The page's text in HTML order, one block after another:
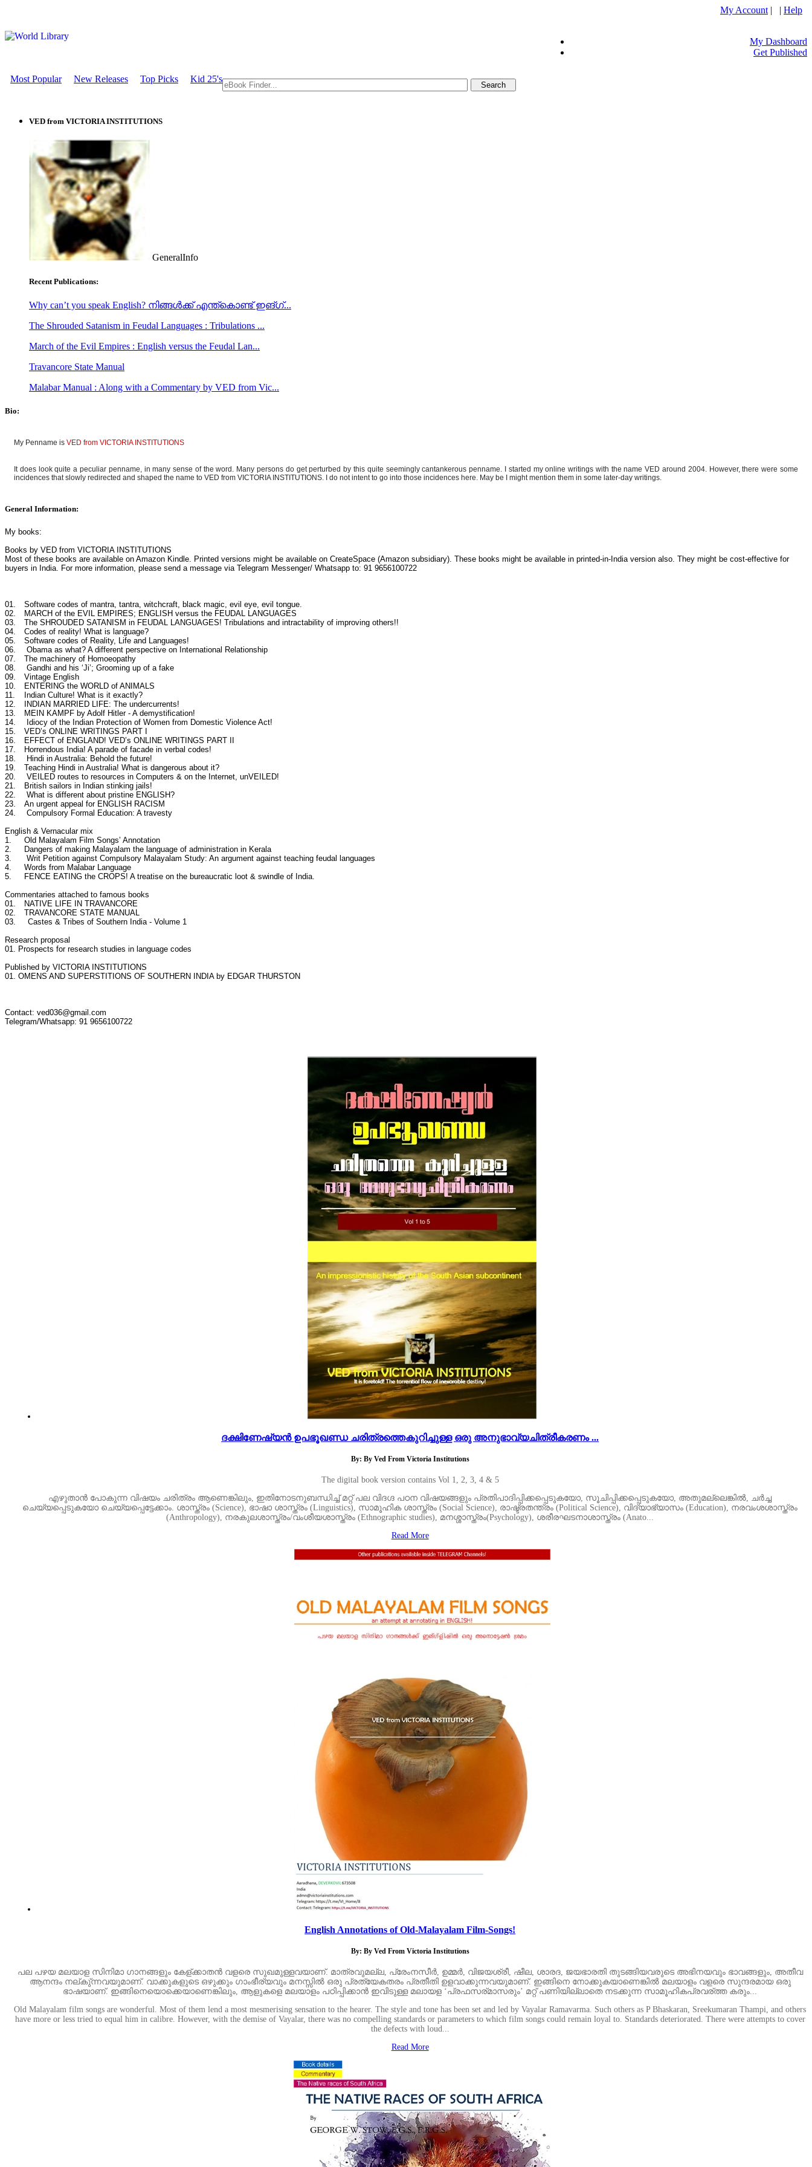
My Account | | Help
My Dashboard
Get Published
Most Popular New Releases Top Picks Kid 25's
VED from VICTORIA INSTITUTIONS
GeneralInfo
Recent Publications:
Why can’t you speak English? നിങ്ങൾക്ക് എന്ത്കൊണ്ട് ഇങ്ഗ്...
The Shrouded Satanism in Feudal Languages : Tribulations ...
March of the Evil Empires : English versus the Feudal Lan...
Travancore State Manual
Malabar Manual : Along with a Commentary by VED from Vic...
Bio:
My Penname is VED from VICTORIA INSTITUTIONS
It does look quite a peculiar penname, in many sense of the word. Many persons do get perturbed by this quite seemingly cantankerous penname. I started my online writings with the name VED around 2004. However, there were some
incidences that slowly redirected and shaped the name to VED from VICTORIA INSTITUTIONS. I do not intent to go into those incidences here. May be I might mention them in some later-day writings.
General Information:
My books:
Books by VED from VICTORIA INSTITUTIONS
Most of these books are available on Amazon Kindle. Printed versions might be available on CreateSpace (Amazon subsidiary). These books might be available in printed-in-India version also. They might be cost-effective for
buyers in India. For more information, please send a message via Telegram Messenger/ Whatsapp to: 91 9656100722
01. Software codes of mantra, tantra, witchcraft, black magic, evil eye, evil tongue.
02.
MARCH of the EVIL EMPIRES; ENGLISH versus the FEUDAL LANGUAGES
03.
The SHROUDED SATANISM in FEUDAL LANGUAGES! Tribulations and intractability of improving others!!
04.
Codes of reality! What is language?
05.
Software codes of Reality, Life and Languages!
06.
Obama as what? A different perspective on International Relationship
07.
The machinery of Homoeopathy
08.
Gandhi and his ‘Ji’; Grooming up of a fake
09.
Vintage English
10.
ENTERING the WORLD of ANIMALS
11.
Indian Culture! What is it exactly?
12.
INDIAN MARRIED LIFE: The undercurrents!
13.
MEIN KAMPF by Adolf Hitler - A demystification!
14.
Idiocy of the Indian Protection of Women from Domestic Violence Act!
15.
VED’s ONLINE WRITINGS PART I
16.
EFFECT of ENGLAND! VED’s ONLINE WRITINGS PART II
17.
Horrendous India! A parade of facade in verbal codes!
18.
Hindi in Australia: Behold the future!
19.
Teaching Hindi in Australia! What is dangerous about it?
20.
VEILED routes to resources in Computers & on the Internet, unVEILED!
21.
British sailors in Indian stinking jails!
22.
What is different about pristine ENGLISH?
23.
An urgent appeal for ENGLISH RACISM
24.
Compulsory Formal Education: A travesty
English & Vernacular mix
1.
Old Malayalam Film Songs’ Annotation
2.
Dangers of making Malayalam the language of administration in Kerala
3.
Writ Petition against Compulsory Malayalam Study: An argument against teaching feudal languages
4.
Words from Malabar Language
5.
FENCE EATING the CROPS! A treatise on the bureaucratic loot & swindle of India.
Commentaries attached to famous books
01.
NATIVE LIFE IN TRAVANCORE
02.
TRAVANCORE STATE MANUAL
03. Castes & Tribes of Southern India - Volume 1
Research proposal
01. Prospects for research studies in language codes
Published by VICTORIA INSTITUTIONS
01. OMENS AND SUPERSTITIONS OF SOUTHERN INDIA by EDGAR THURSTON
Contact: ved036@gmail.com
Telegram/Whatsapp: 91 9656100722
ദക്ഷിണേഷ്യൻ ഉപഭൂഖണ്ഡ ചരിത്രത്തെകുറിച്ചുള്ള ഒരു അനുഭാവ്യചിത്രീകരണം ...
By: By Ved From Victoria Institutions
The digital book version contains Vol 1, 2, 3, 4 & 5
എഴുതാൻ പോകുന്ന വിഷയം ചരിത്രം ആണെങ്കിലും, ഇതിനോടനുബന്ധിച്ച് മറ്റ് പല വിദഗ്ദ പഠന വിഷയങ്ങളും പ്രതിപാദിപ്പിക്കപ്പെടുകയോ, സൂചിപ്പിക്കപ്പെടുകയോ, അതുമല്ലെങ്കിൽ, ചർച്ച
ചെയ്യപ്പെടുകയോ ചെയ്യപ്പെട്ടേക്കാം. ശാസ്ത്രം (Science), ഭാഷാ ശാസ്ത്രം (Linguistics), സാമൂഹിക ശാസ്ത്രം (Social Science), രാഷ്ട്രതന്ത്രം (Political Science), വിദ്യാഭ്യാസം (Education), നരവംശശാസ്ത്രം
(Anthropology), നരകുലശാസ്ത്രം/വംശീയശാസ്ത്രം (Ethnographic studies), മനശ്ശാസ്ത്രം(Psychology), ശരീരഘടനാശാസ്ത്രം (Anato...
Read More
English Annotations of Old-Malayalam Film-Songs!
By: By Ved From Victoria Institutions
പല പഴയ മലയാള സിനിമാ ഗാനങ്ങളും കേള്ക്കാതൻ വളരെ സുഖമുള്ളവയാണ്. മാത്രവുമല്ല, പ്രേംനസീര്‍, ഉമ്മർ, വിജയശ്രീ, ഷീല, ശാരദ, ജയഭാരതി തുടങ്ങിയവരുടെ അഭിനയവും ഭാവങ്ങളും, അതീവ
ആനന്ദം നല്കു്ന്നവയുമാണ്. വാക്കുകളുടെ ഒഴുക്കും ഗാംഭീര്യവും മനസ്സില്‍ ഒരു പ്രത്യേകതരം പ്രതീതി ഉളവാക്കുന്നവയുമാണ്. ഇങ്ങിനെ നോക്കുകയാണെങ്കില്‍ മലയാളം വളരെ സുന്ദരമായ ഒരു
ഭാഷയാണ്. ഇങ്ങിനെയൊക്കെയാണെങ്കിലും, ആളുകളെ മലയാളം പഠിപ്പിക്കാന്‍ ഇവിടുള്ള മലായള ‘പ്രഫസര്മാസരും’ മറ്റ് പണിയില്ലാതെ നടക്കുന്ന സാമൂഹികപ്രവര്ത്ത കരും...
Old Malayalam film songs are wonderful. Most of them lend a most mesmerising sensation to the hearer. The style and tone has been set and led by Vayalar Ramavarma. Such others as P Bhaskaran, Sreekumaran Thampi, and others
have more or less tried to equal him in calibre. However, with the demise of Vayalar, there was no compelling standards or parameters to which film songs could remain loyal to. Standards deteriorated. There were attempts to cover
the defects with loud...
Read More